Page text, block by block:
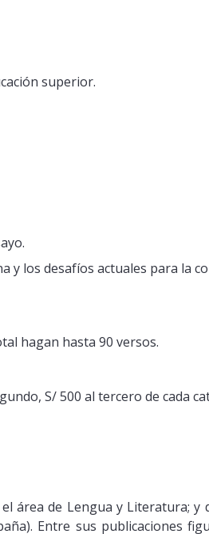
superior.
y los desafíos actuales para la
hagan hasta 90 versos.
S/ 500 al tercero de cada
área de Lengua y Literatura;
Entre sus publicaciones